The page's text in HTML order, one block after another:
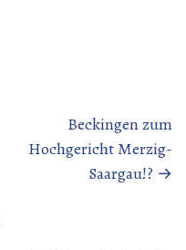
Beckingen zum
Hochgericht Merzig-
Saargau!? →